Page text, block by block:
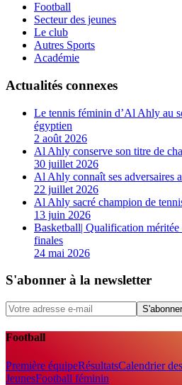
Football
Secteur des jeunes
Le club
Autres Sports
Académie
Actualités connexes
Le tennis féminin d’Al Ahly au
égyptien
2 août 2026
Al Ahly conserve son titre de
30 juillet 2026
Al Ahly connaît ses adversaires
22 juillet 2026
Al Ahly sacré champion de
13 juin 2026
Basketball| Qualification
finales
24 mai 2026
S'abonner à la newsletter
S'abonner
Football
Première équipeRésultatsCalendrier
JeunesFootball féminin